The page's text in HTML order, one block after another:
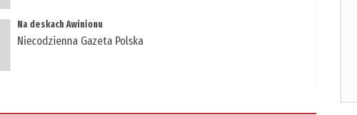
Na deskach Awinionu
Niecodzienna Gazeta Polska